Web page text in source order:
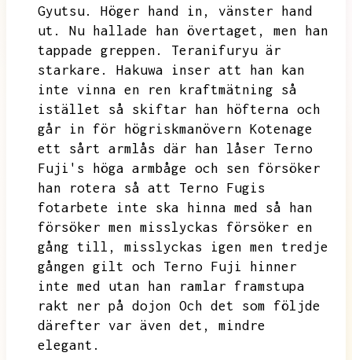
Gyutsu.
Höger hand in,
vänster hand
ut.
Nu hallade han övertaget,
men han
tappade greppen.
Teranifuryu är
starkare.
Hakuwa inser att han kan
inte vinna en ren kraftmätning så
istället så skiftar han höfterna och
går in för högriskmanövern Kotenage
ett sårt armlås där han låser Terno
Fuji's höga armbåge och sen försöker
han rotera så att Terno Fugis
fotarbete inte ska hinna med så han
försöker men misslyckas försöker en
gång till,
misslyckas igen men tredje
gången gilt och Terno Fuji hinner
inte med utan han ramlar framstupa
rakt ner på dojon Och det som följde
därefter var även det,
mindre
elegant.